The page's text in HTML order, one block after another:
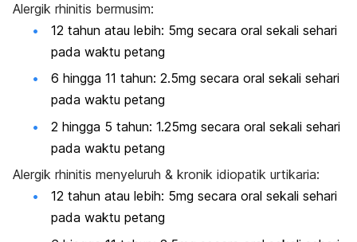
Alergik rhinitis bermusim:
12 tahun atau lebih: 5mg secara oral sekali sehari
pada waktu petang
6 hingga 11 tahun: 2.5mg secara oral sekali sehari
pada waktu petang
2 hingga 5 tahun: 1.25mg secara oral sekali sehari
pada waktu petang
Alergik rhinitis menyeluruh & kronik idiopatik urtikaria:
12 tahun atau lebih: 5mg secara oral sekali sehari
pada waktu petang